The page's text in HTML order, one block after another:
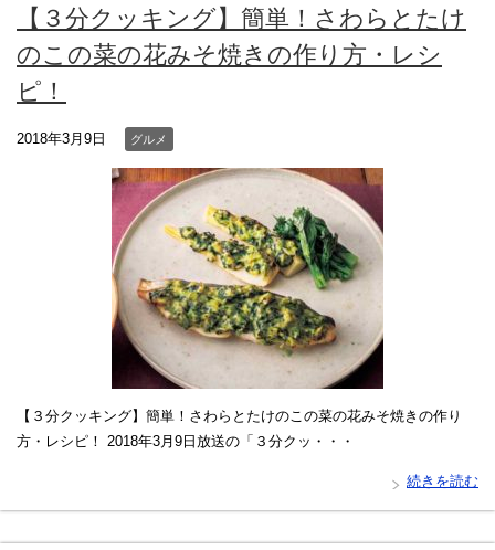
【３分クッキング】簡単！さわらとたけ
のこの菜の花みそ焼きの作り方・レシ
ピ！
2018年3月9日 グルメ
【３分クッキング】簡単！さわらとたけのこの菜の花みそ焼きの作り
方・レシピ！ 2018年3月9日放送の「３分クッ・・・
続きを読む